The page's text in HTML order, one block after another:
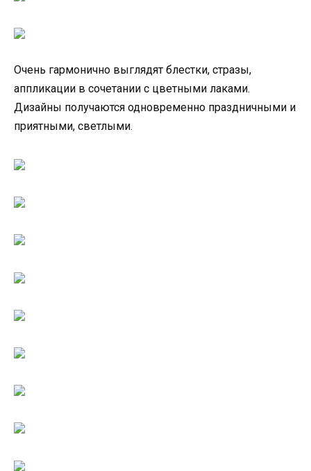
Очень гармонично выглядят блестки, стразы,
аппликации в сочетании с цветными лаками.
Дизайны получаются одновременно праздничными и
приятными, светлыми.